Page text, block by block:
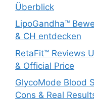
Überblick
LipoGandha™
& CH entdecken
RetaFit™ Reviews
& Official Price
GlycoMode Blood
Cons & Real